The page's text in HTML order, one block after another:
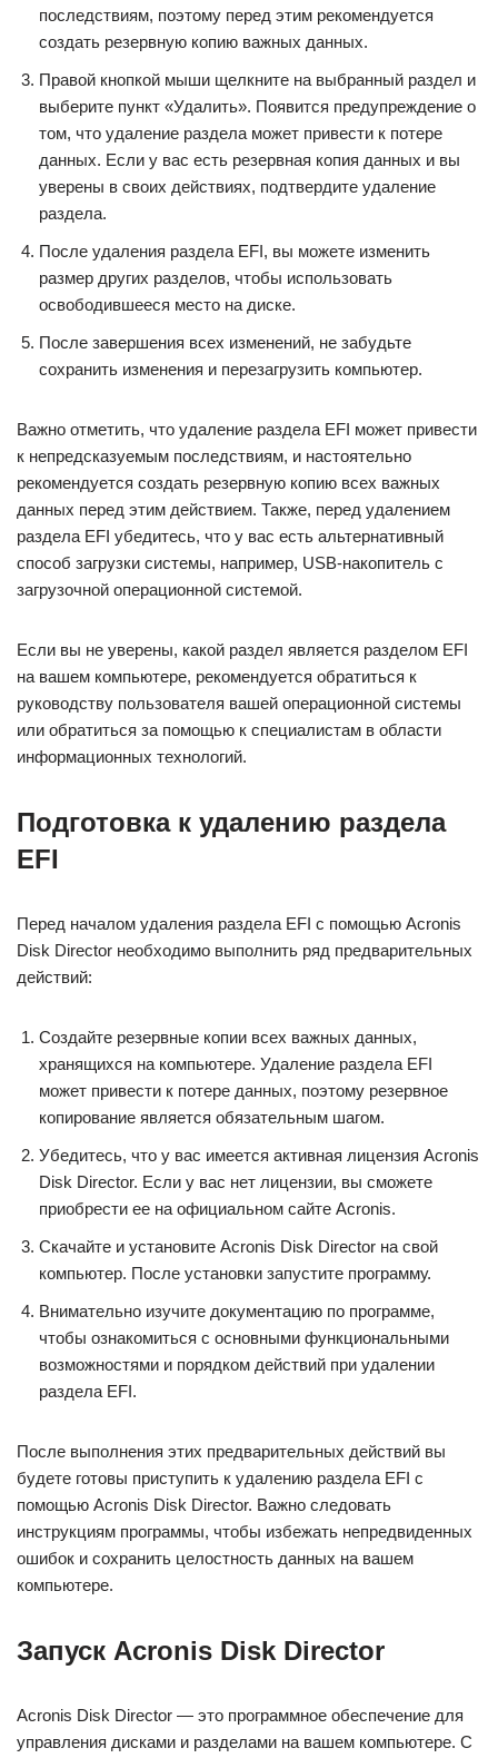
последствиям, поэтому перед этим рекомендуется
создать резервную копию важных данных.
Правой кнопкой мыши щелкните на выбранный раздел и
выберите пункт «Удалить». Появится предупреждение о
том, что удаление раздела может привести к потере
данных. Если у вас есть резервная копия данных и вы
уверены в своих действиях, подтвердите удаление
раздела.
После удаления раздела EFI, вы можете изменить
размер других разделов, чтобы использовать
освободившееся место на диске.
После завершения всех изменений, не забудьте
сохранить изменения и перезагрузить компьютер.
Важно отметить, что удаление раздела EFI может привести
к непредсказуемым последствиям, и настоятельно
рекомендуется создать резервную копию всех важных
данных перед этим действием. Также, перед удалением
раздела EFI убедитесь, что у вас есть альтернативный
способ загрузки системы, например, USB-накопитель с
загрузочной операционной системой.
Если вы не уверены, какой раздел является разделом EFI
на вашем компьютере, рекомендуется обратиться к
руководству пользователя вашей операционной системы
или обратиться за помощью к специалистам в области
информационных технологий.
Подготовка к удалению раздела
EFI
Перед началом удаления раздела EFI с помощью Acronis
Disk Director необходимо выполнить ряд предварительных
действий:
Создайте резервные копии всех важных данных,
хранящихся на компьютере. Удаление раздела EFI
может привести к потере данных, поэтому резервное
копирование является обязательным шагом.
Убедитесь, что у вас имеется активная лицензия Acronis
Disk Director. Если у вас нет лицензии, вы сможете
приобрести ее на официальном сайте Acronis.
Скачайте и установите Acronis Disk Director на свой
компьютер. После установки запустите программу.
Внимательно изучите документацию по программе,
чтобы ознакомиться с основными функциональными
возможностями и порядком действий при удалении
раздела EFI.
После выполнения этих предварительных действий вы
будете готовы приступить к удалению раздела EFI с
помощью Acronis Disk Director. Важно следовать
инструкциям программы, чтобы избежать непредвиденных
ошибок и сохранить целостность данных на вашем
компьютере.
Запуск Acronis Disk Director
Acronis Disk Director — это программное обеспечение для
управления дисками и разделами на вашем компьютере. С